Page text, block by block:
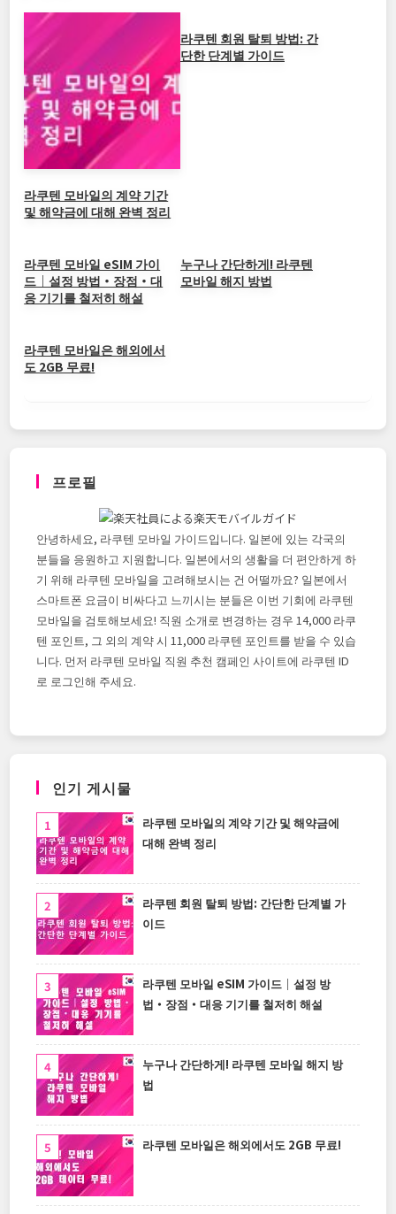
b
o
k
at
b n
라쿠텐 모바일의 계약 기간
및 해약금에 대해 완벽 정리
라쿠텐 회원 탈퇴 방법: 간
단한 단계별 가이드
라쿠텐 모바일 eSIM 가이
드｜설정 방법・장점・대
응 기기를 철저히 해설
누구나 간단하게! 라쿠텐
모바일 해지 방법
라쿠텐 모바일은 해외에서
도 2GB 무료!
프로필
안녕하세요, 라쿠텐 모바일 가이드입니다. 일본에 있는 각국의
분들을 응원하고 지원합니다. 일본에서의 생활을 더 편안하게 하
기 위해 라쿠텐 모바일을 고려해보시는 건 어떨까요? 일본에서
스마트폰 요금이 비싸다고 느끼시는 분들은 이번 기회에 라쿠텐
모바일을 검토해보세요! 직원 소개로 변경하는 경우 14,000 라쿠
텐 포인트, 그 외의 계약 시 11,000 라쿠텐 포인트를 받을 수 있습
니다. 먼저 라쿠텐 모바일 직원 추천 캠페인 사이트에 라쿠텐 ID
로 로그인해 주세요.
인기 게시물
라쿠텐 모바일의 계약 기간 및 해약금에
대해 완벽 정리
라쿠텐 회원 탈퇴 방법: 간단한 단계별 가
이드
라쿠텐 모바일 eSIM 가이드｜설정 방
법・장점・대응 기기를 철저히 해설
누구나 간단하게! 라쿠텐 모바일 해지 방
법
라쿠텐 모바일은 해외에서도 2GB 무료!